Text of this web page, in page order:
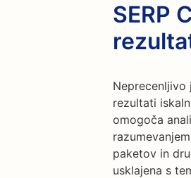
SERP
Neprecenljivo
rezultati
omogoča
paketov in
usklajena s